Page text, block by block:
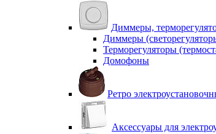
Диммеры,
Диммеры
Терморегуляторы
Домофоны
Ретро
Аксессуары для